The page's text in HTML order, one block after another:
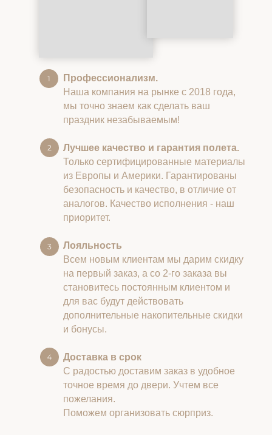
Профессионализм.
Наша компания на рынке с 2018 года,
мы точно знаем как сделать ваш
праздник незабываемым!
Лучшее качество и гарантия полета.
Только сертифицированные материалы
из Европы и Америки. Гарантированы
безопасность и качество, в отличие от
аналогов. Качество исполнения - наш
приоритет.
Лояльность
Всем новым клиентам мы дарим скидку
на первый заказ, а со 2-го заказа вы
становитесь постоянным клиентом и
для вас будут действовать
дополнительные накопительные скидки
и бонусы.
Доставка в срок
С радостью доставим заказ в удобное
точное время до двери. Учтем все
пожелания.
Поможем организовать сюрприз.